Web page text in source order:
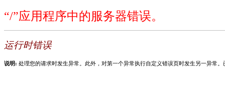
“/”应用程序中的服务器错误。
运行时错误
说明: 处理您的请求时发生异常。此外，对第一个异常执行自定义错误页时发生另一异常。